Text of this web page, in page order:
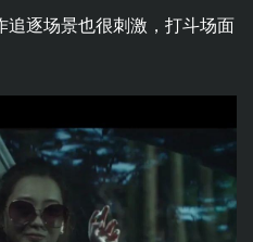
追逐场景也很刺激，打斗场面